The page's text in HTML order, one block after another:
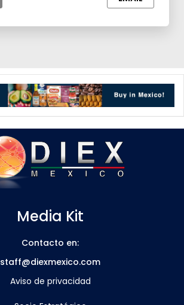
Media Kit
Contacto en:
staff@diexmexico.com
Aviso de privacidad